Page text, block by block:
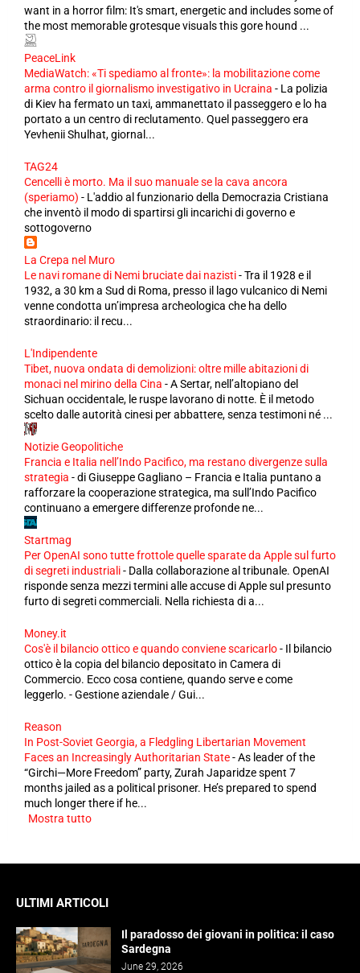
want in a horror film: It's smart, energetic and includes some of
the most memorable grotesque visuals this gore hound ...
PeaceLink
MediaWatch: «Ti spediamo al fronte»: la mobilitazione come
arma contro il giornalismo investigativo in Ucraina - La polizia
di Kiev ha fermato un taxi, ammanettato il passeggero e lo ha
portato a un centro di reclutamento. Quel passeggero era
Yevhenii Shulhat, giornal...
TAG24
Cencelli è morto. Ma il suo manuale se la cava ancora
(speriamo) - L'addio al funzionario della Democrazia Cristiana
che inventò il modo di spartirsi gli incarichi di governo e
sottogoverno
La Crepa nel Muro
Le navi romane di Nemi bruciate dai nazisti-Tra il 1928 e il
1932, a 30 km a Sud di Roma, presso il lago vulcanico di Nemi
venne condotta un’impresa archeologica che ha dello
straordinario: il recu...
L'Indipendente
Tibet, nuova ondata di demolizioni: oltre mille abitazioni di
monaci nel mirino della Cina -A Sertar, nell’altopiano del
Sichuan occidentale, le ruspe lavorano di notte. È il metodo
scelto dalle autorità cinesi per abbattere, senza testimoni né ...
Notizie Geopolitiche
Francia e Italia nell’Indo Pacifico, ma restano divergenze sulla
strategia -di Giuseppe Gagliano – Francia e Italia puntano a
rafforzare la cooperazione strategica, ma sull’Indo Pacifico
continuano a emergere differenze profonde ne...
Startmag
Per OpenAI sono tutte frottole quelle sparate da Apple sul furto
di segreti industriali- Dalla collaborazione al tribunale. OpenAI
risponde senza mezzi termini alle accuse di Apple sul presunto
furto di segreti commerciali. Nella richiesta di a...
Money.it
Cos'è il bilancio ottico e quando conviene scaricarlo- Il bilancio
ottico è la copia del bilancio depositato in Camera di
Commercio. Ecco cosa contiene, quando serve e come
leggerlo. - Gestione aziendale / Gui...
Reason
In Post-Soviet Georgia, a Fledgling Libertarian Movement
Faces an Increasingly Authoritarian State-As leader of the
“Girchi—More Freedom” party, Zurah Japaridze spent 7
months jailed as a political prisoner. He’s prepared to spend
much longer there if he...
Mostra tutto
ULTIMI ARTICOLI
Il paradosso dei giovani in politica: il caso
Sardegna
June 29, 2026